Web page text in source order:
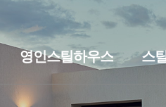
영인스틸하우스
브랜드스토리 찾아오시는길
스
스